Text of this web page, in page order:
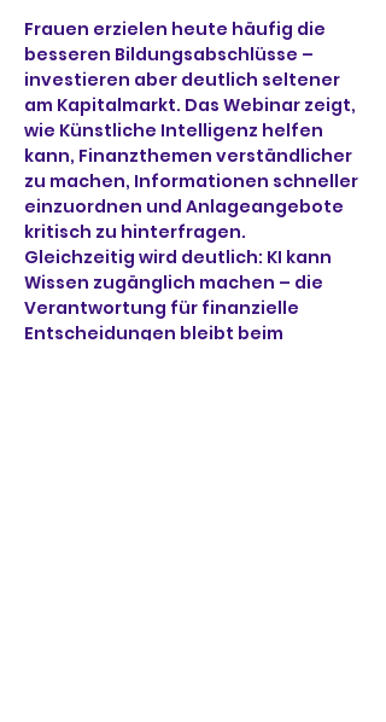
Frauen erzielen heute häufig die
besseren Bildungsabschlüsse –
investieren aber deutlich seltener
am Kapitalmarkt. Das Webinar zeigt,
wie Künstliche Intelligenz helfen
kann, Finanzthemen verständlicher
zu machen, Informationen schneller
einzuordnen und Anlageangebote
kritisch zu hinterfragen.
Gleichzeitig wird deutlich: KI kann
Wissen zugänglich machen – die
Verantwortung für finanzielle
Entscheidungen bleibt beim